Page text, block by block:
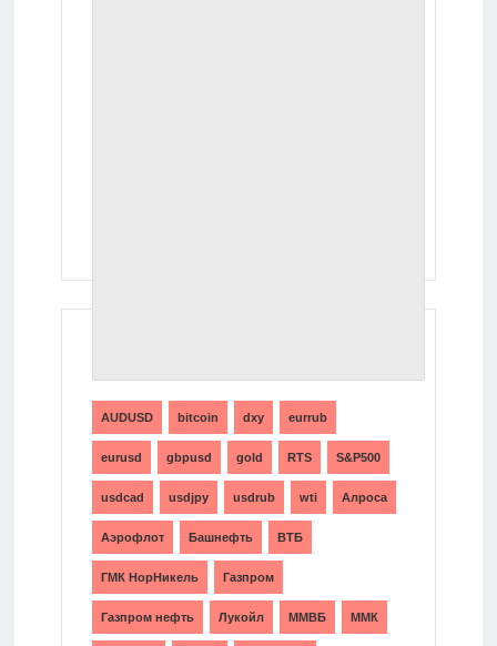
AUDUSD bitcoin dxy eurrub
eurusd gbpusd gold RTS S&P500
usdcad usdjpy usdrub wti Алроса
Аэрофлот Башнефть ВТБ
ГМК НорНикель Газпром
Газпром нефть Лукойл ММВБ ММК